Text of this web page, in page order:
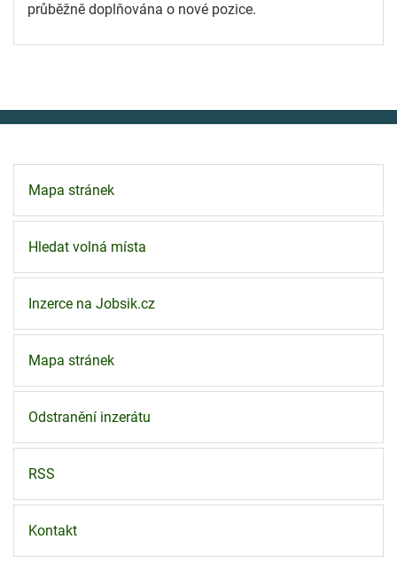
průběžně doplňována o nové pozice.
Mapa stránek
Hledat volná místa
Inzerce na Jobsik.cz
Mapa stránek
Odstranění inzerátu
RSS
Kontakt